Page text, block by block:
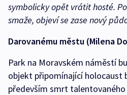
symbolicky opět vrátit hosté.
smaže, objeví se zase nový
Darovanému městu (Milena
Park na Moravském náměstí
objekt připomínající holocaust
především smrt